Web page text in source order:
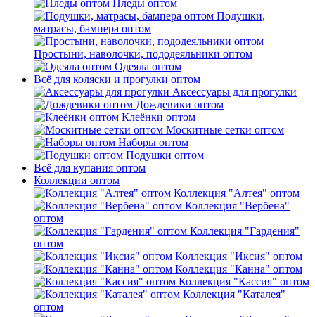
Пледы оптом
Подушки,
матрасы, бампера оптом
Простыни, наволочки, пододеяльники оптом
Одеяла оптом
Всё для коляски и прогулки оптом
Аксессуары для прогулки
Дождевики оптом
Клеёнки оптом
Москитные сетки оптом
Наборы оптом
Подушки оптом
Всё для купания оптом
Коллекции оптом
Коллекция "Алтея" оптом
Коллекция "Вербена"
оптом
Коллекция "Гардения"
оптом
Коллекция "Иксия" оптом
Коллекция "Канна" оптом
Коллекция "Кассия" оптом
Коллекция "Каталея"
оптом